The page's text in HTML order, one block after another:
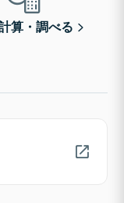
算・調べる